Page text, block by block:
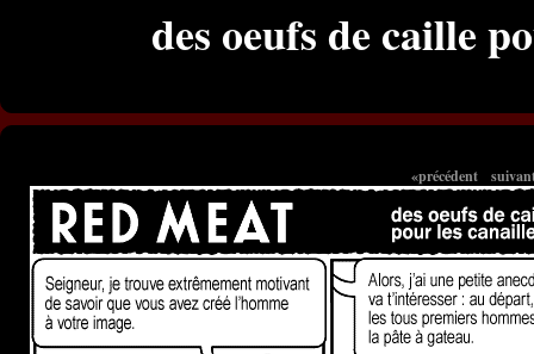
des oeufs de caille
«précédent